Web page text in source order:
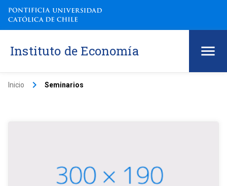
Instituto de Economía
Inicio keyboard_arrow_right Seminarios